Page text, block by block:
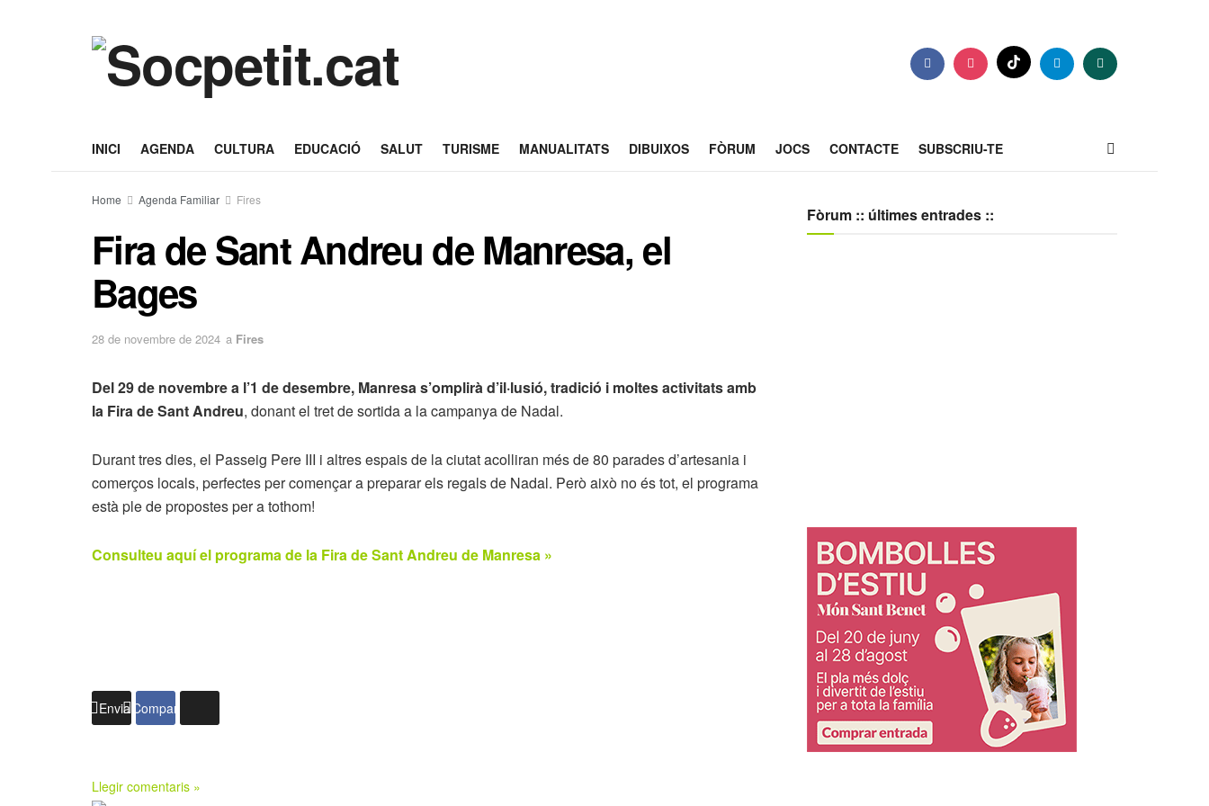
INICI AGENDA CULTURA EDUCACIÓ SALUT TURISME MANUALITATS DIBUIXOS FÒRUM JOCS CONTACTE SUBSCRIU-TE
Home Agenda Familiar Fires
Fira de Sant Andreu de Manresa, el
Bages
28 de novembre de 2024 a Fires
Del 29 de novembre a l’1 de desembre, Manresa s’omplirà d’il·lusió, tradició i moltes activitats amb
la Fira de Sant Andreu, donant el tret de sortida a la campanya de Nadal.
Durant tres dies, el Passeig Pere III i altres espais de la ciutat acolliran més de 80 parades d’artesania i
comerços locals, perfectes per començar a preparar els regals de Nadal. Però això no és tot, el programa
està ple de propostes per a tothom!
Consulteu aquí el programa de la Fira de Sant Andreu de Manresa »
Enviar Compartir
Llegir comentaris »
Fòrum :: últimes entrades ::